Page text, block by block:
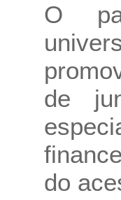
O
de
do